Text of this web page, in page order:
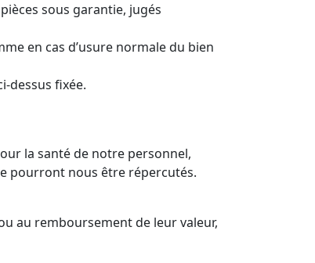
sous garantie, jugés
en cas d’usure normale du bien
dessus fixée.
la santé de notre personnel,
pourront nous être répercutés.
au remboursement de leur valeur,